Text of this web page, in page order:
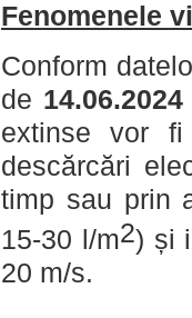
Fenomenele
Conform
de 14.06.2024
extinse vor fi
descărcări
timp sau prin
15-30 l/m2) și
20 m/s.